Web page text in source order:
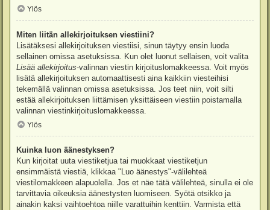
Ylös
Miten liitän allekirjoituksen viestiini?
Lisätäksesi allekirjoituksen viestiisi, sinun täytyy ensin luoda
sellainen omissa asetuksissa. Kun olet luonut sellaisen, voit valita
Lisää allekirjoitus-valinnan viestin kirjoituslomakkeessa. Voit myös
lisätä allekirjoituksen automaattisesti aina kaikkiin viesteihisi
tekemällä valinnan omissa asetuksissa. Jos teet niin, voit silti
estää allekirjoituksen liittämisen yksittäiseen viestiin poistamalla
valinnan viestinkirjoituslomakkeessa.
Ylös
Kuinka luon äänestyksen?
Kun kirjoitat uuta viestiketjua tai muokkaat viestiketjun
ensimmäistä viestiä, klikkaa "Luo äänestys"-välilehteä
viestilomakkeen alapuolella. Jos et näe tätä välilehteä, sinulla ei ole
tarvittavia oikeuksia äänestysten luomiseen. Syötä otsikko ja
ainakin kaksi vaihtoehtoa niille varattuihin kenttiin. Varmista että